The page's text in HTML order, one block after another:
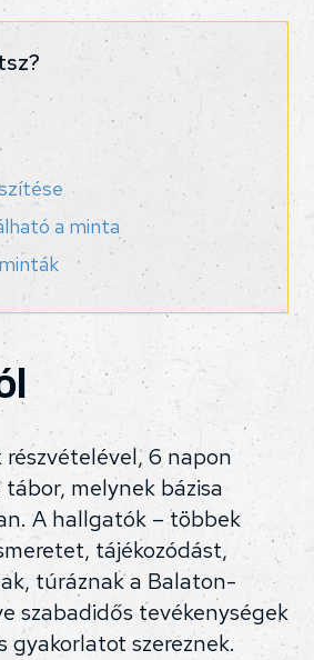
a minta
6 napon
tábor, melynek bázisa
A hallgatók – többek
tájékozódást,
túráznak a Balaton-
szabadidős tevékenységek
gyakorlatot szereznek.